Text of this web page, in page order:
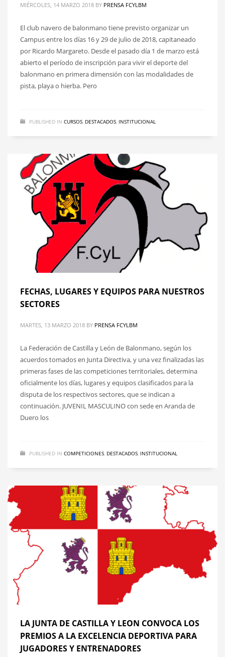
MIÉRCOLES, 14 MARZO 2018 BY PRENSA FCYLBM
El club navero de balonmano tiene previsto organizar un
Campus entre los días 16 y 29 de julio de 2018, capitaneado
por Ricardo Margareto. Desde el pasado día 1 de marzo está
abierto el período de inscripción para vivir el deporte del
balonmano en primera dimensión con las modalidades de
pista, playa o hierba. Pero
PUBLISHED IN CURSOS DESTACADOS INSTITUCIONAL
FECHAS, LUGARES Y EQUIPOS PARA NUESTROS
SECTORES
MARTES, 13 MARZO 2018 BY PRENSA FCYLBM
La Federación de Castilla y León de Balonmano, según los
acuerdos tomados en Junta Directiva, y una vez finalizadas las
primeras fases de las competiciones territoriales, determina
oficialmente los días, lugares y equipos clasificados para la
disputa de los respectivos sectores, que se indican a
continuación. JUVENIL MASCULINO con sede en Aranda de
Duero los
PUBLISHED IN COMPETICIONES DESTACADOS INSTITUCIONAL
LA JUNTA DE CASTILLA Y LEON CONVOCA LOS
PREMIOS A LA EXCELENCIA DEPORTIVA PARA
JUGADORES Y ENTRENADORES